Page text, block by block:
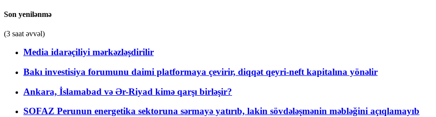
Son yenilənmə
(3 saat əvvəl)
Media idarəçiliyi mərkəzləşdirilir
Bakı investisiya forumunu daimi platformaya çevirir, diqqət qeyri-neft kapitalına yönəlir
Ankara, İslamabad və Ər-Riyad kimə qarşı birləşir?
SOFAZ Perunun energetika sektoruna sərmayə yatırıb, lakin sövdələşmənin məbləğini açıqlamayıb